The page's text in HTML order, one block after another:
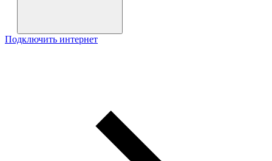
Подключить интернет